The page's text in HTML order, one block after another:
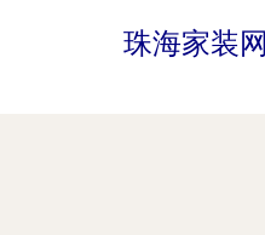
珠海家装网